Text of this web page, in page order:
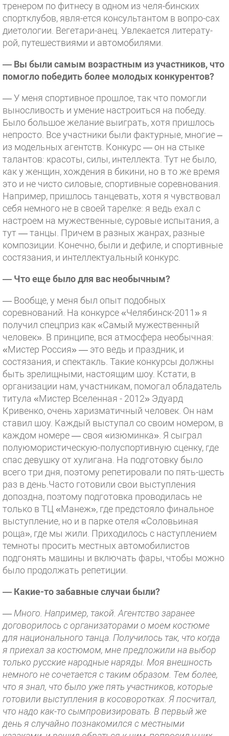
тренером по фитнесу в одном из челя-бинских
спортклубов, явля-ется консультантом в вопро-сах
диетологии. Вегетари-анец. Увлекается литерату-
рой, путешествиями и автомобилями.
— Вы были самым возрастным из участников, что
помогло победить более молодых конкурентов?
— У меня спортивное прошлое, так что помогли
выносливость и умение настроиться на победу.
Было большое желание выиграть, хотя пришлось
непросто. Все участники были фактурные, многие –
из модельных агентств. Конкурс — он на стыке
талантов: красоты, силы, интеллекта. Тут не было,
как у женщин, хождения в бикини, но в то же время
это и не чисто силовые, спортивные соревнования.
Например, пришлось танцевать, хотя я чувствовал
себя немного не в своей тарелке: я ведь ехал с
настроем на мужественные, суровые испытания, а
тут — танцы. Причем в разных жанрах, разные
композиции. Конечно, были и дефиле, и спортивные
состязания, и интеллектуальный конкурс.
— Что еще было для вас необычным?
— Вообще, у меня был опыт подобных
соревнований. На конкурсе «Челябинск-2011» я
получил спецприз как «Самый мужественный
человек». В принципе, вся атмосфера необычная:
«Мистер Россия» — это ведь и праздник, и
состязания, и спектакль. Такие конкурсы должны
быть зрелищными, настоящим шоу. Кстати, в
организации нам, участникам, помогал обладатель
титула «Мистер Вселенная - 2012» Эдуард
Кривенко, очень харизматичный человек. Он нам
ставил шоу. Каждый выступал со своим номером, в
каждом номере — своя «изюминка». Я сыграл
полуюмористическую-полуспортивную сценку, где
спас девушку от хулигана. На подготовку было
всего три дня, поэтому репетировали по пять-шесть
раз в день.Часто готовили свои выступления
допоздна, поэтому подготовка проводилась не
только в ТЦ «Манеж», где предстояло финальное
выступление, но и в парке отеля «Соловьиная
роща», где мы жили. Приходилось с наступлением
темноты просить местных автомобилистов
подгонять машины и включать фары, чтобы можно
было продолжать репетиции.
— Какие-то забавные случаи были?
— Много. Например, такой. Агентство заранее
договорилось с организаторами о моем костюме
для национального танца. Получилось так, что когда
я приехал за костюмом, мне предложили на выбор
только русские народные наряды. Моя внешность
немного не сочетается с таким образом. Тем более,
что я знал, что было уже пять участников, которые
готовили выступления в косоворотках. Я посчитал,
что надо как-то сымпровизировать. В первый же
день я случайно познакомился с местными